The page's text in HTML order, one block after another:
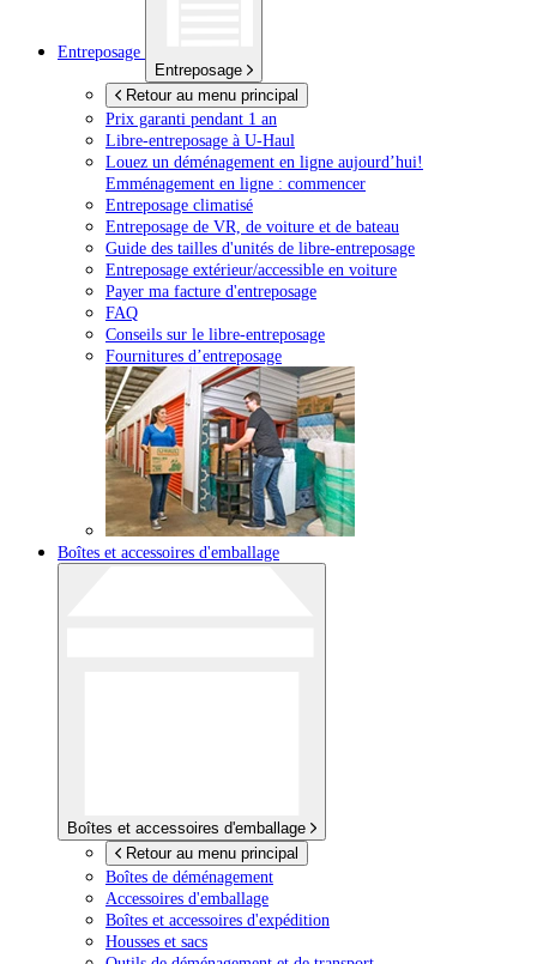
Entreposage
Entreposage
Retour au menu principal
Prix garanti pendant 1 an
Libre-entreposage à U-Haul
Louez un déménagement en ligne aujourd’hui!
Emménagement en ligne : commencer
Entreposage climatisé
Entreposage de VR, de voiture et de bateau
Guide des tailles d'unités de libre-entreposage
Entreposage extérieur/accessible en voiture
Payer ma facture d'entreposage
FAQ
Conseils sur le libre-entreposage
Fournitures d’entreposage
Boîtes et accessoires d'emballage
Boîtes et accessoires d'emballage
Retour au menu principal
Boîtes de déménagement
Accessoires d'emballage
Boîtes et accessoires d'expédition
Housses et sacs